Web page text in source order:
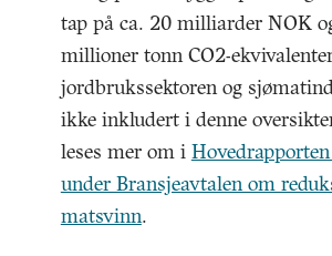
tap på ca. 20 milliarder NOK
millioner tonn CO2-
jordbrukssektoren og
ikke inkludert i denne
leses mer om i
under Bransjeavtalen om
matsvinn.